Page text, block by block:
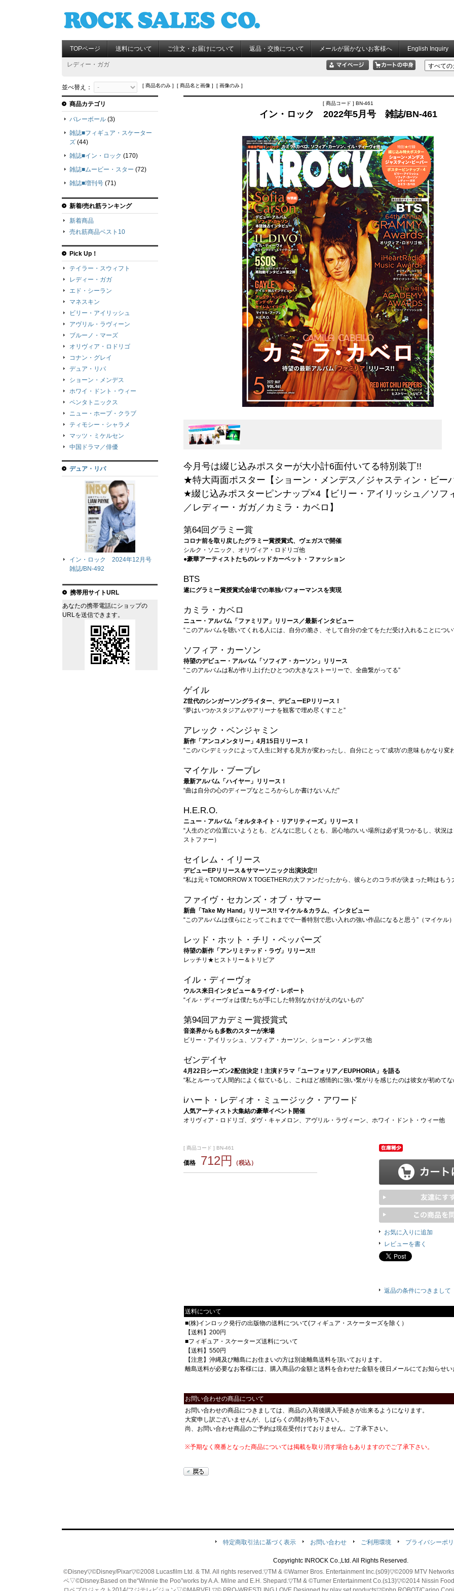
TOPページ 送料について ご注文・お届けについて 返品・交換について メールが届かないお客様へ English Inquiry
レディー・ガガ
並べ替え： [ 商品名のみ ] [ 商品名と画像 ] [ 画像のみ ]
[ 商品コード ] BN-461
イン・ロック 2022年5月号 雑誌/BN-461
今月号は綴じ込みポスターが大小計6面付いてる特別装丁!!
★特大両面ポスター【ショーン・メンデス／ジャスティン・ビー
★綴じ込みポスターピンナップ×4【ビリー・アイリッシュ／ソフ
／レディー・ガガ／カミラ・カベロ】
第64回グラミー賞
コロナ前を取り戻したグラミー賞授賞式、ヴェガスで開催
シルク・ソニック、オリヴィア・ロドリゴ他
●豪華アーティストたちのレッドカーペット・ファッション
BTS
遂にグラミー賞授賞式会場での単独パフォーマンスを実現
カミラ・カベロ
ニュー・アルバム「ファミリア」リリース／最新インタビュー
“このアルバムを聴いてくれる人には、自分の脆さ、そして自分の全てをただ受け入れることについ
ソフィア・カーソン
待望のデビュー・アルバム「ソフィア・カーソン」リリース
“このアルバムは私が作り上げたひとつの大きなストーリーで、全曲繋がってる”
ゲイル
Z世代のシンガーソングライター、デビューEPリリース！
“夢はいつかスタジアムやアリーナを観客で埋め尽くすこと”
アレック・ベンジャミン
新作「アンコメンタリー」4月15日リリース！
“このパンデミックによって人生に対する見方が変わったし、自分にとって‘成功’の意味もかなり変
マイケル・ブーブレ
最新アルバム「ハイヤー」リリース！
“曲は自分の心のディープなところからしか書けないんだ”
H.E.R.O.
ニュー・アルバム「オルタネイト・リアリティーズ」リリース！
“人生のどの位置にいようとも、どんなに悲しくとも、居心地のいい場所は必ず見つかるし、状況
ストファー）
セイレム・イリース
デビューEPリリース＆サマーソニック出演決定!!
“私は元々TOMORROW X TOGETHERの大ファンだったから、彼らとのコラボが決まった時はもう
ファイヴ・セカンズ・オブ・サマー
新曲「Take My Hand」リリース!! マイケル＆カラム、インタビュー
“このアルバムは僕らにとってこれまでで一番特別で思い入れの強い作品になると思う”（マイケル
レッド・ホット・チリ・ペッパーズ
待望の新作「アンリミテッド・ラヴ」リリース!!
レッチリ★ヒストリー＆トリビア
イル・ディーヴォ
ウルス来日インタビュー＆ライヴ・レポート
“イル・ディーヴォは僕たちが手にした特別なかけがえのないもの”
第94回アカデミー賞授賞式
音楽界からも多数のスターが来場
ビリー・アイリッシュ、ソフィア・カーソン、ショーン・メンデス他
ゼンデイヤ
4月22日シーズン2配信決定！主演ドラマ「ユーフォリア／EUPHORIA」を語る
“私とルーって人間的によく似ているし、これほど感情的に強い繋がりを感じたのは彼女が初めてな
iハート・レディオ・ミュージック・アワード
人気アーティスト大集結の豪華イベント開催
オリヴィア・ロドリゴ、ダヴ・キャメロン、アヴリル・ラヴィーン、ホワイ・ドント・ウィー他
[ 商品コード ] BN-461
価格 712円 （税込）
お気に入りに追加
レビューを書く
返品の条件につきまして
送料について
■(株)インロック発行の出版物の送料について(フィギュア・スケーターズを除く）
【送料】200円
■フィギュア・スケーターズ送料について
【送料】550円
【注意】沖縄及び離島にお住まいの方は別途離島送料を頂いております。
離島送料が必要なお客様には、購入商品の金額と送料を合わせた金額を後日メールにてお知らせ
お問い合わせの商品について
お問い合わせの商品につきましては、商品の入荷後購入手続きが出来るようになります。
大変申し訳ございませんが、しばらくの間お待ち下さい。
尚、お問い合わせ商品のご予約は現在受付けておりません。ご了承下さい。
※予期なく廃番となった商品については掲載を取り消す場合もありますのでご了承下さい。
商品カテゴリ
バレーボール (3)
雑誌■フィギュア・スケーター
ズ (44)
雑誌■イン・ロック (170)
雑誌■ムービー・スター (72)
雑誌■増刊号 (71)
新着/売れ筋ランキング
新着商品
売れ筋商品ベスト10
Pick Up！
テイラー・スウィフト
レディー・ガガ
エド・シーラン
マネスキン
ビリー・アイリッシュ
アヴリル・ラヴィーン
ブルーノ・マーズ
オリヴィア・ロドリゴ
コナン・グレイ
デュア・リパ
ショーン・メンデス
ホワイ・ドント・ウィー
ペンタトニックス
ニュー・ホープ・クラブ
ティモシー・シャラメ
マッツ・ミケルセン
中国ドラマ／俳優
デュア・リパ
イン・ロック 2024年12月号
雑誌/BN-492
携帯用サイトURL
あなたの携帯電話にショップの
URLを送信できます。
特定商取引法に基づく表示 お問い合わせ ご利用環境 プライバシーポ
Copyrightc INROCK Co.,Ltd. All Rights Reserved.
©Disney▽©Disney/Pixar▽©2008 Lucasfilm Ltd. & TM. All rights reserved.▽TM & ©Warner Bros. Entertainment Inc.(s09)▽©2009 MTV
ペ▽©Disney.Based on the“Winnie the Poo”works by A.A. Milne and E.H. Shepard.▽TM & ©Turner Entertainment Co.(s13)▽©2014 Nissin